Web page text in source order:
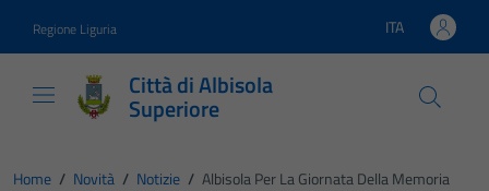
Regione Liguria Lingua attiva:
ITA
Città di Albisola
Superiore
Home / Novità / Notizie / Albisola Per La Giornata Della Memoria